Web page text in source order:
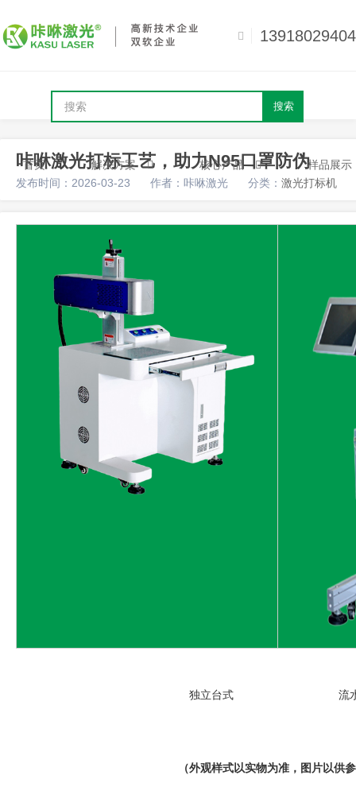
13918029404
搜索
首页 解决方案 核心产品 样品展示
咔咻激光打标工艺，助力N95口罩防伪
发布时间：2026-03-23 作者：咔咻激光 分类： 激光打标机
独立台式 流水线
（外观样式以实物为准，图片以供